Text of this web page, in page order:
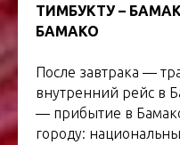
ТИМБУКТУ –
БАМАКО
После завтрака —
внутренний рейс в
— прибытие в
городу: